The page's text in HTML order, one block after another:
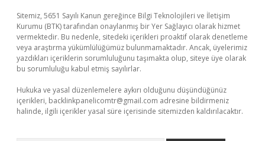
Sitemiz, 5651 Sayılı Kanun gereğince Bilgi Teknolojileri ve İletişim
Kurumu (BTK) tarafından onaylanmış bir Yer Sağlayıcı olarak hizmet
vermektedir. Bu nedenle, sitedeki içerikleri proaktif olarak denetleme
veya araştırma yükümlülüğümüz bulunmamaktadır. Ancak, üyelerimiz
yazdıkları içeriklerin sorumluluğunu taşımakta olup, siteye üye olarak
bu sorumluluğu kabul etmiş sayılırlar.
Hukuka ve yasal düzenlemelere aykırı olduğunu düşündüğünüz
içerikleri, backlinkpanelicomtr@gmail.com adresine bildirmeniz
halinde, ilgili içerikler yasal süre içerisinde sitemizden kaldırılacaktır.